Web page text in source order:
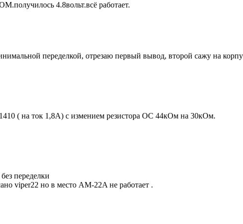
4.8вольт.всё работает.
переделкой, отрезаю первый вывод, второй сажу на
( на ток 1,8А) с измением резистора ОС 44кОм на 30кОм.
переделки
viper22 но в место AM-22A не работает .